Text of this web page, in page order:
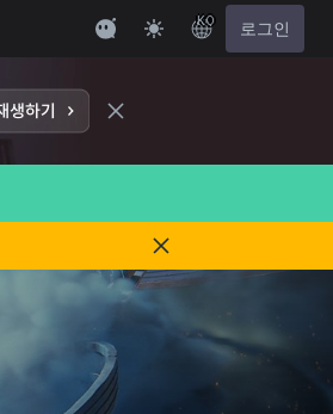
KO 로그인